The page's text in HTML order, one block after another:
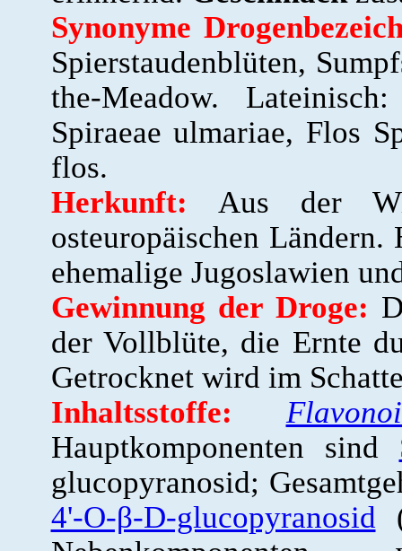
Synonyme
Spierstaudenblüten,
the-Meadow.
Spiraeae ulmariae, Flos
flos.
Herkunft:
Aus der
osteuropäischen
ehemalige Jugoslawien
Gewinnung der Droge:
der Vollblüte, die Ernte
Getrocknet wird im
Inhaltsstoffe:
Hauptkomponenten sind
glucopyranosid;
4'-O-β-D-glucopyranosid